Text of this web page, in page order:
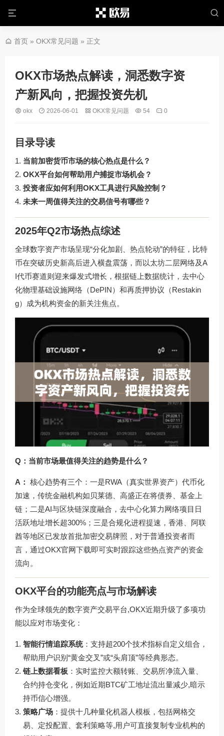
首页 » OKX常见问题 » 正文
OKX市场热点解读，洞悉数字资
产新风向，把握投资先机
okx 2026-06-01 OKX常见问题 54 0
目录导读
当前加密货币市场的核心热点是什么？
OKX平台如何帮助用户捕捉市场机会？
投资者应如何利用OKX工具进行风险控制？
未来一周值得关注的交易信号有哪些？
2025年Q2市场热点综述
全球数字资产市场呈现“分化加剧、热点轮动”的特征，比特
币在突破历史新高后进入横盘震荡，而以太坊二层网络及A
I代币赛道则迎来爆发式增长，根据链上数据统计，去中心
化物理基础设施网络（DePIN）和再质押协议（Restakin
g）成为机构资金的新关注焦点。
Q：当前市场最值得关注的趋势是什么？
A： 核心趋势有三个：一是RWA（真实世界资产）代币化
加速，传统金融机构如贝莱德、高盛正在将债券、基金上
链；二是AI与区块链深度融合，去中心化算力网络项目日
活跃地址增长超300%；三是合规化进程提速，香港、阿联
酋等地区已发放首批加密交易牌照，对于普通投资者而
言，通过OKX官网下载即可实时跟踪这些热点资产的资金
流向。
OKX平台的功能亮点与市场解读
作为全球领先的数字资产交易平台,OKX近期升级了多项功
能以应对市场变化：
智能行情追踪系统：支持超200个技术指标自定义组合，
帮助用户识别“黄金交叉”或“头肩顶”等经典形态。
链上数据看板 ：实时监控大额转账、交易所净流入量、
合约持仓变化，例如近期BTC矿工地址流出量减少,暗示
持币信心增强。
策略广场 ：提供十几种量化机器人模板，包括网格交
易、定投配置、套利策略等,用户可直接复制专业机构的